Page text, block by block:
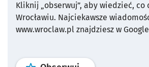
Kliknij „obserwuj”, aby wiedzieć, co
Wrocławiu. Najciekawsze
www.wroclaw.pl znajdziesz w